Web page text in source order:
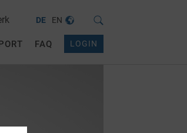
DE EN
FAQ LOGIN